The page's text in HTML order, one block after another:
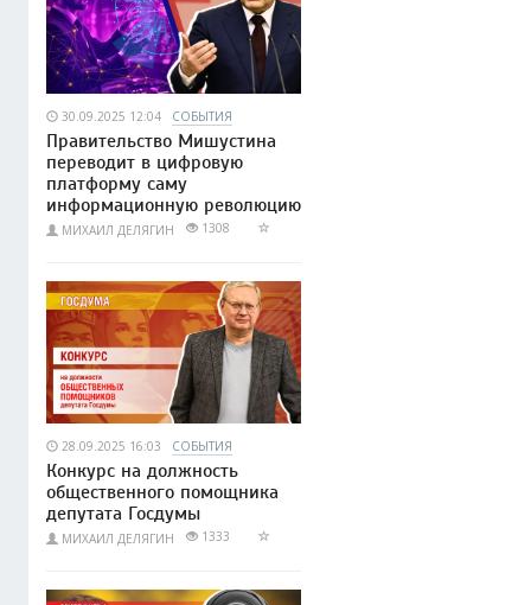
30.09.2025 12:04 СОБЫТИЯ
Правительство Мишустина
переводит в цифровую
платформу саму
информационную революцию
МИХАИЛ ДЕЛЯГИН 1308
28.09.2025 16:03 СОБЫТИЯ
Конкурс на должность
общественного помощника
депутата Госдумы
МИХАИЛ ДЕЛЯГИН 1333